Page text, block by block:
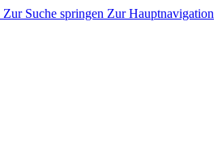
Zur Suche springen Zur Hauptnavigation